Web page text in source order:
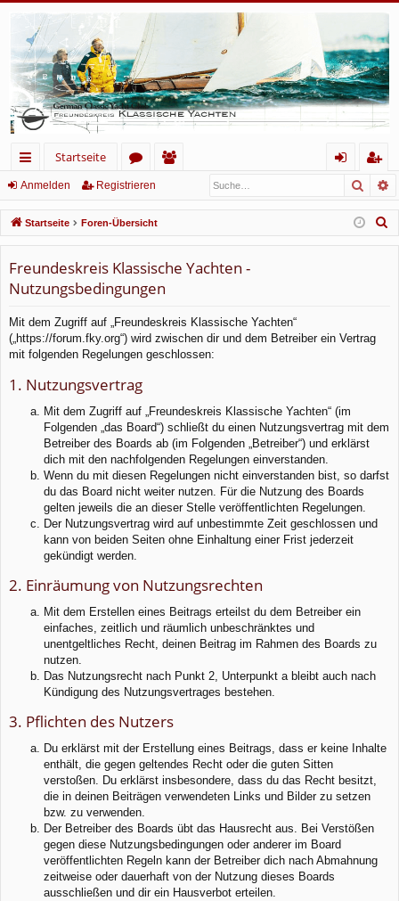
ch
ne
llz
ug
rif
f
Startseite
or
en
lie
de
r
m
el
eg
ist
rie
Anmelden Registrieren
Startseite Foren-Übersicht
Freundeskreis Klassische Yachten -
Nutzungsbedingungen
Mit dem Zugriff auf „Freundeskreis Klassische Yachten“
(„https://forum.fky.org“) wird zwischen dir und dem Betreiber ein Vertrag
mit folgenden Regelungen geschlossen:
1. Nutzungsvertrag
Mit dem Zugriff auf „Freundeskreis Klassische Yachten“ (im
Folgenden „das Board“) schließt du einen Nutzungsvertrag mit dem
Betreiber des Boards ab (im Folgenden „Betreiber“) und erklärst
dich mit den nachfolgenden Regelungen einverstanden.
Wenn du mit diesen Regelungen nicht einverstanden bist, so darfst
du das Board nicht weiter nutzen. Für die Nutzung des Boards
gelten jeweils die an dieser Stelle veröffentlichten Regelungen.
Der Nutzungsvertrag wird auf unbestimmte Zeit geschlossen und
kann von beiden Seiten ohne Einhaltung einer Frist jederzeit
gekündigt werden.
2. Einräumung von Nutzungsrechten
Mit dem Erstellen eines Beitrags erteilst du dem Betreiber ein
einfaches, zeitlich und räumlich unbeschränktes und
unentgeltliches Recht, deinen Beitrag im Rahmen des Boards zu
nutzen.
Das Nutzungsrecht nach Punkt 2, Unterpunkt a bleibt auch nach
Kündigung des Nutzungsvertrages bestehen.
3. Pflichten des Nutzers
Du erklärst mit der Erstellung eines Beitrags, dass er keine Inhalte
enthält, die gegen geltendes Recht oder die guten Sitten
verstoßen. Du erklärst insbesondere, dass du das Recht besitzt,
die in deinen Beiträgen verwendeten Links und Bilder zu setzen
bzw. zu verwenden.
Der Betreiber des Boards übt das Hausrecht aus. Bei Verstößen
gegen diese Nutzungsbedingungen oder anderer im Board
veröffentlichten Regeln kann der Betreiber dich nach Abmahnung
zeitweise oder dauerhaft von der Nutzung dieses Boards
ausschließen und dir ein Hausverbot erteilen.